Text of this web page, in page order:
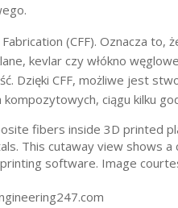
(CFF). Oznacza to,
kevlar czy włókno
Dzięki CFF, możliwe jest
ciągu kilku